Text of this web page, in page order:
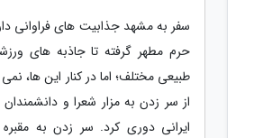
سفر به مشهد جذابیت های فراوانی
حرم مطهر گرفته تا جاذبه های
طبیعی مختلف؛ اما در کنار این ها،
از سر زدن به مزار شعرا و دانشمندان
ایرانی دوری کرد. سر زدن به